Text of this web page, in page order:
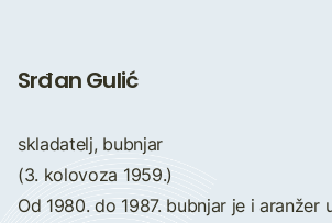
Srđan Gulić
skladatelj, bubnjar
(3. kolovoza 1959.)
Od 1980. do 1987. bubnjar je i aranžer